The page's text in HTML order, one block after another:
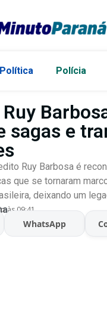
Política Polícia
sagas e
Ruy Barbosa é
que se tornaram
deixando um
às 09:41
WhatsApp